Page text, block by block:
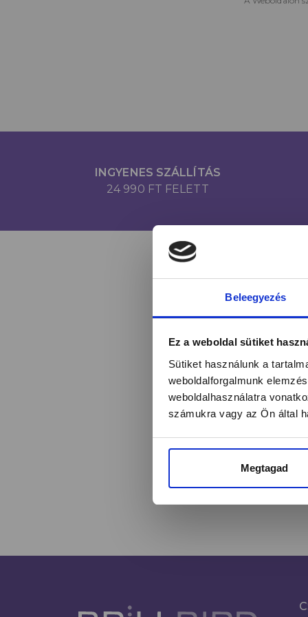
Beleegyezés
Ez a weboldal sütiket
Sütiket használunk a
weboldalforgalmunk
weboldalhasználatra
számukra vagy az Ön által
Megtagad
INGYENES SZÁLLÍTÁS
24 990 FT FELETT
Értesülj egy
Név*